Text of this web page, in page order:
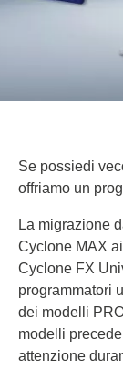
Se possiedi
offriamo un
La migrazione
Cyclone MAX
Cyclone FX
programmatori
dei modelli
modelli
attenzione